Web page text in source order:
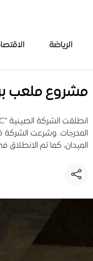
الرياضة
مشروع ملعب
المدرجات. وشرعت الشركة
الميدان، كما تم